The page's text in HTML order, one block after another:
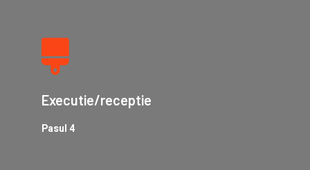
Executie/receptie
Pasul 4